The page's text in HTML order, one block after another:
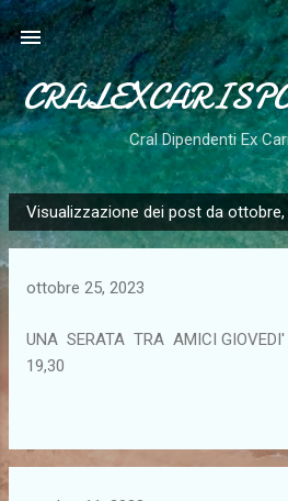
Passa ai contenuti
Cral Dipendenti Ex
P
o
Visualizzazione dei post da ottobre,
ottobre 25, 2023
UNA SERATA TRA AMICI GIOVEDI'
19,30